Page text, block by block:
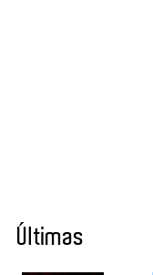
Últimas